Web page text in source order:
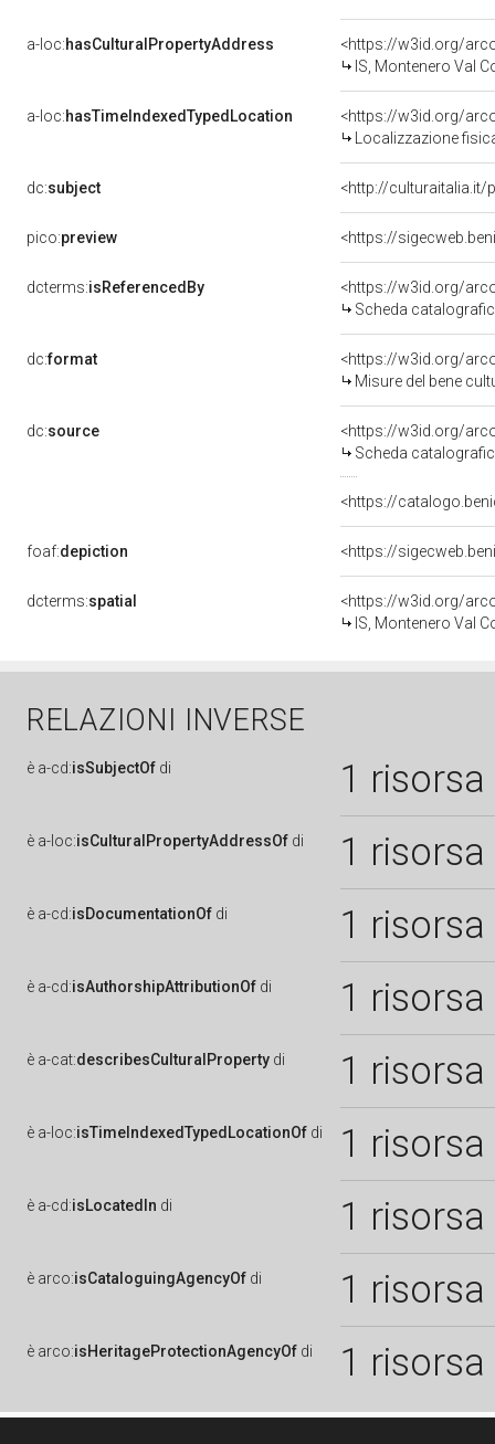
a-loc:hasCulturalPropertyAddress
<https://w3id.org/
IS, Montenero Val
a-loc:hasTimeIndexedTypedLocation
<https://w3id.org/
Localizzazione
dc:subject <http://culturaitalia.it/
pico:preview
dcterms:isReferencedBy
<https://w3id.org/
Scheda
dc:format
<https://w3id.org/
Misure del bene
dc:source
<https://w3id.org/
Scheda
<https://
foaf:depiction
dcterms:spatial
<https://w3id.org/
IS, Montenero Val
RELAZIONI INVERSE
è a-cd:isSubjectOf di 1 risorsa
è a-loc:isCulturalPropertyAddressOf di 1 risorsa
è a-cd:isDocumentationOf di 1 risorsa
è a-cd:isAuthorshipAttributionOf di 1 risorsa
è a-cat:describesCulturalProperty di 1 risorsa
è a-loc:isTimeIndexedTypedLocationOf di 1 risorsa
è a-cd:isLocatedIn di 1 risorsa
è arco:isCataloguingAgencyOf di 1 risorsa
è arco:isHeritageProtectionAgencyOf di 1 risorsa